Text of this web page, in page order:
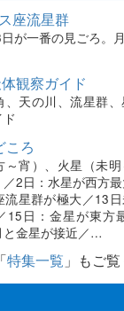
座流星群
が一番の見ごろ。
観察ガイド
、天の川、流星群
ころ
～宵）、火星（未
／2日：水星が西方
流星群が極大／13
15日：金星が東方
と金星が接近／…
特集一覧 」もご